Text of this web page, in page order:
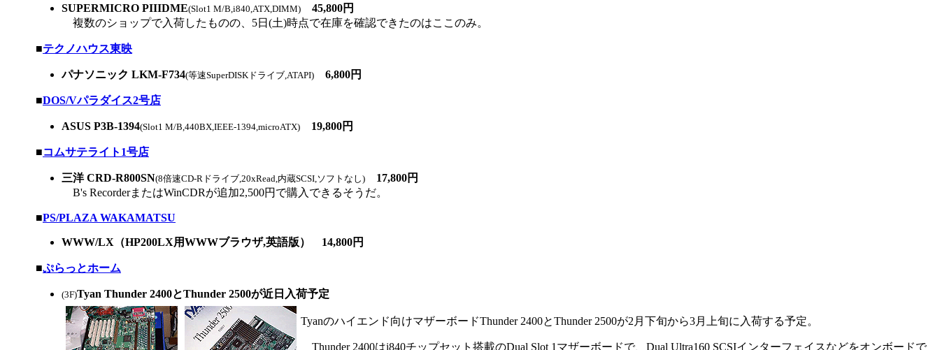
SUPERMICRO PIIIDME(Slot1 M/B,i840,ATX,DIMM) 45,800円
複数のショップで入荷したものの、5日(土)時点で在庫を確認できたのはここのみ。
■テクノハウス東映
パナソニック LKM-F734(等速SuperDISKドライブ,ATAPI) 6,800円
■DOS/Vパラダイス2号店
ASUS P3B-1394(Slot1 M/B,440BX,IEEE-1394,microATX) 19,800円
■コムサテライト1号店
三洋 CRD-R800SN(8倍速CD-Rドライブ,20xRead,内蔵SCSI,ソフトなし) 17,800円
B's RecorderまたはWinCDRが追加2,500円で購入できるそうだ。
■PS/PLAZA WAKAMATSU
WWW/LX（HP200LX用WWWブラウザ,英語版） 14,800円
■ぷらっとホーム
(3F)Tyan Thunder 2400とThunder 2500が近日入荷予定
Tyanのハイエンド向けマザーボードThunder 2400とThunder 2500が2月下旬から3月上旬に入荷する予定。
Thunder 2400はi840チップセット搭載のDual Slot 1マザーボードで、Dual Ultra160 SCSIインターフェイスなどをオンボードで